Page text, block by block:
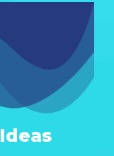
Ideas